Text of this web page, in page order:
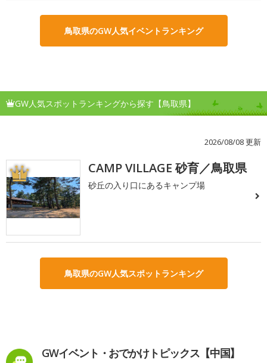
鳥取県のGW人気イベントランキング
GW人気スポットランキングから探す【鳥取県】
2026/08/08 更新
1 CAMP VILLAGE 砂育／鳥取県
砂丘の入り口にあるキャンプ場
鳥取県のGW人気スポットランキング
GWイベント・おでかけトピックス【中国】